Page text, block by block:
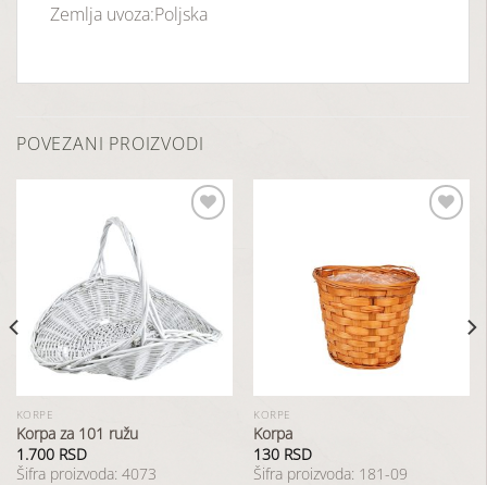
Zemlja uvoza:Poljska
POVEZANI PROIZVODI
želja
KORPE
Korpa za 101 ružu
1.700 RSD
Šifra proizvoda: 4073
KORPE
Korpa
130 RSD
Šifra proizvoda: 181-09